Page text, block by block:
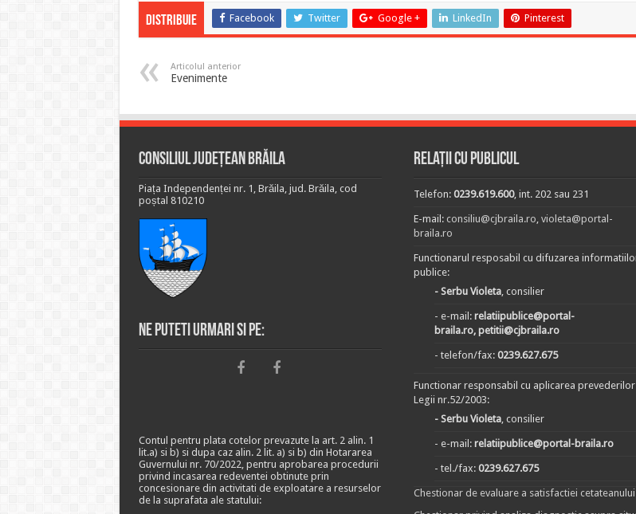
Distribuie Facebook Twitter Google + LinkedIn Pinterest
Articolul anterior
Evenimente
Consiliul Județean Brăila
Piața Independenței nr. 1, Brăila, jud. Brăila, cod
poștal 810210
Ne puteti urmari si pe:
Contul pentru plata cotelor prevazute la art. 2 alin. 1
lit.a) si b) si dupa caz alin. 2 lit. a) si b) din Hotararea
Guvernului nr. 70/2022, pentru aprobarea procedurii
privind incasarea redeventei obtinute prin
concesionare din activitati de exploatare a resurselor
de la suprafata ale statului:
Relații cu publicul
Telefon:0239.619.600, int. 202 sau 231
E-mail:consiliu@cjbraila.ro,violeta@portal-
braila.ro
Functionarul resposabil cu difuzarea
publice:
- Serbu Violeta, consilier
- e-mail:relatiipublice@portal-
braila.ro, petitii@cjbraila.ro
- telefon/fax:0239.627.675
Functionar responsabil cu aplicarea prevederilor
Legii nr.52/2003:
- Serbu Violeta, consilier
- e-mail:relatiipublice@portal-braila.ro
- tel./fax:0239.627.675
Chestionar de evaluare a satisfactiei cetateanului